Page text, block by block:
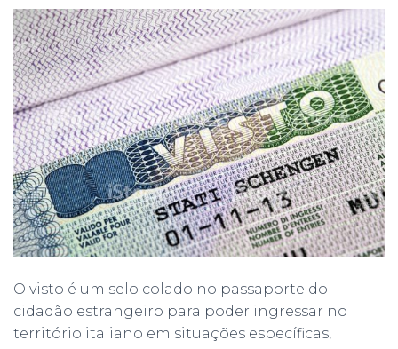
G
A
Ã
O
O visto é um selo colado no passaporte do
cidadão estrangeiro para poder ingressar no
território italiano em situações específicas,